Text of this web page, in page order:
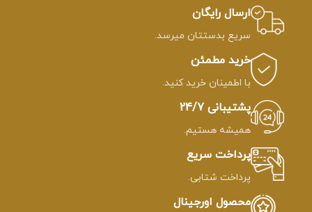
ارسال رایگان
سریع بدستتان میرسد.
خرید مطمئن
با اطمینان خرید کنید.
پشتیبانی 24/7
همیشه هستیم.
پرداخت سریع
پرداخت شتابی.
محصول اورجینال